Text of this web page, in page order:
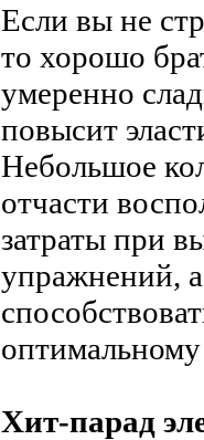
Если вы не
то хорошо
умеренно
повысит
Небольшое
отчасти
затраты при
упражнений,
Хит-парад